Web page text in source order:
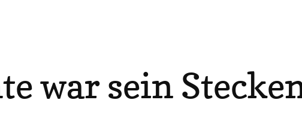
war sein